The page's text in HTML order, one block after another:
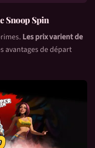
Snoop Spin
Les prix varient de
avantages de départ